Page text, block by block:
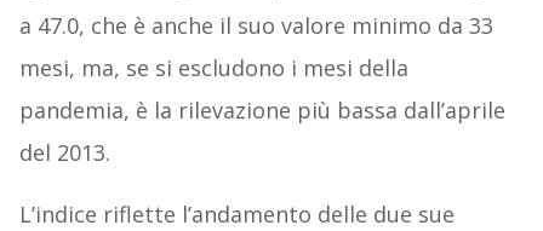
a 47.0, che è anche il suo valore minimo da 33
mesi, ma, se si escludono i mesi della
pandemia, è la rilevazione più bassa dall’aprile
del 2013.
L’indice riflette l’andamento delle due sue